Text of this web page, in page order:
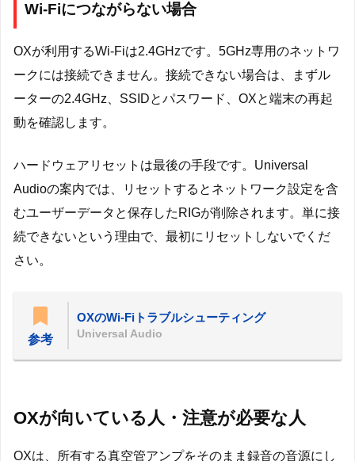
Wi-Fiにつながらない場合
OXが利用するWi-Fiは2.4GHzです。5GHz専用のネットワ
ークには接続できません。接続できない場合は、まずル
ーターの2.4GHz、SSIDとパスワード、OXと端末の再起
動を確認します。
ハードウェアリセットは最後の手段です。Universal
Audioの案内では、リセットするとネットワーク設定を含
むユーザーデータと保存したRIGが削除されます。単に接
続できないという理由で、最初にリセットしないでくだ
さい。
参考
OXのWi-Fiトラブルシューティング
Universal Audio
OXが向いている人・注意が必要な人
OXは、所有する真空管アンプをそのまま録音の音源にし